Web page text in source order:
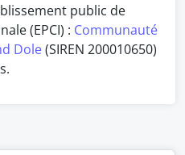
public de
(EPCI) : Communauté
Dole(SIREN 200010650)